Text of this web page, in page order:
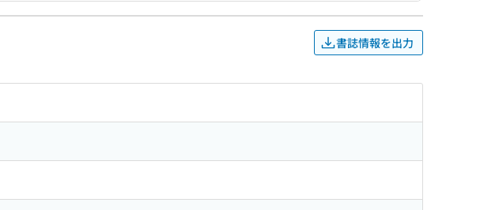
書誌情報を出力